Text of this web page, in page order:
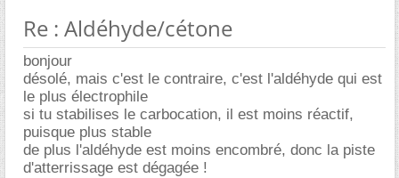
Re : Aldéhyde/cétone
bonjour
désolé, mais c'est le contraire, c'est l'aldéhyde qui est
le plus électrophile
si tu stabilises le carbocation, il est moins réactif,
puisque plus stable
de plus l'aldéhyde est moins encombré, donc la piste
d'atterrissage est dégagée !